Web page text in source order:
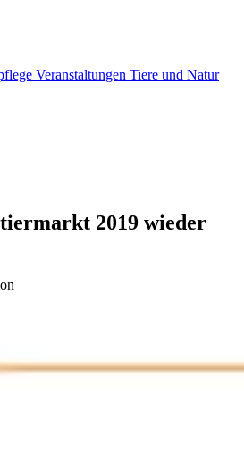
Veranstaltungen Tiere und Natur
2019 wieder